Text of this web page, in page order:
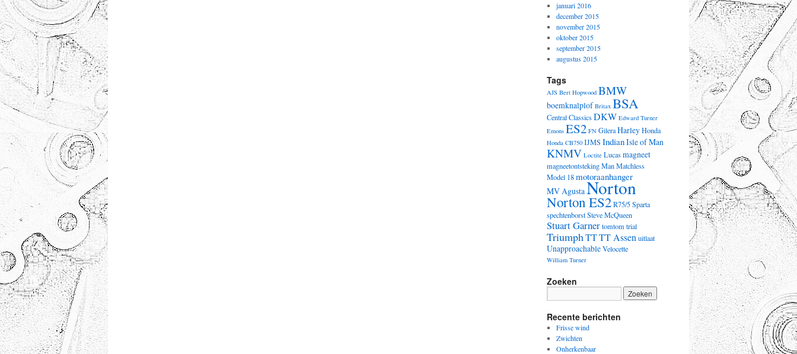
januari 2016
december 2015
november 2015
oktober 2015
september 2015
augustus 2015
Tags
AJS Bert Hopwood BMW
boemknalplof Britax BSA
Central ClassicsDKW Edward Turner
Emons ES2 FN GileraHarleyHonda
Honda CB750 IJMS IndianIsle of Man
KNMV Loctite Lucasmagneet
magneetontstekingManMatchless
Model 18motoraanhanger
MV AgustaNorton
Norton ES2R75/5Sparta
spechtenborstSteve McQueen
Stuart Garnertomtom trial
TriumphTTTT Assen uitlaat
UnapproachableVelocette
William Turner
Zoeken
Recente berichten
Frisse wind
Zwichten
Onherkenbaar